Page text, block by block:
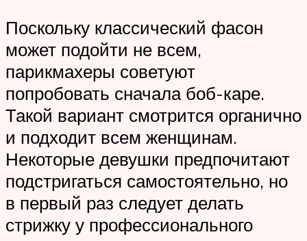
Поскольку классический фасон
может подойти не всем,
парикмахеры советуют
попробовать сначала боб-каре.
Такой вариант смотрится органично
и подходит всем женщинам.
Некоторые девушки предпочитают
подстригаться самостоятельно, но
в первый раз следует делать
стрижку у профессионального